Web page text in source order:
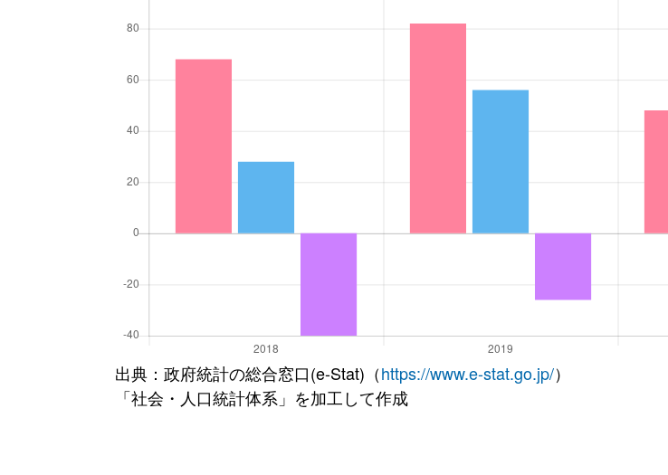
出典：政府統計の総合窓口(e-Stat)（https://www.e-stat.go.jp/）
「社会・人口統計体系」を加工して作成